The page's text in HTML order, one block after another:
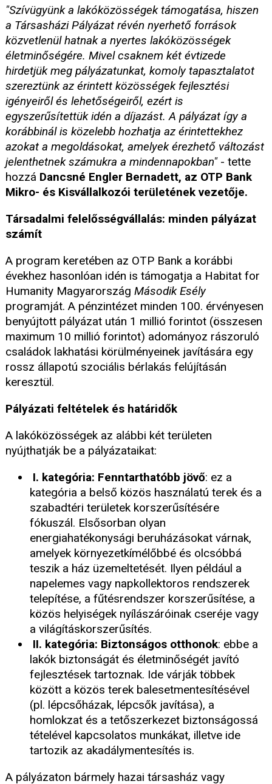
"Szívügyünk a lakóközösségek támogatása, hiszen
a Társasházi Pályázat révén nyerhető források
közvetlenül hatnak a nyertes lakóközösségek
életminőségére. Mivel csaknem két évtizede
hirdetjük meg pályázatunkat, komoly tapasztalatot
szereztünk az érintett közösségek fejlesztési
igényeiről és lehetőségeiről, ezért is
egyszerűsítettük idén a díjazást. A pályázat így a
korábbinál is közelebb hozhatja az érintettekhez
azokat a megoldásokat, amelyek érezhető változást
jelenthetnek számukra a mindennapokban"- tette
hozzá Dancsné Engler Bernadett, az OTP Bank
Mikro- és Kisvállalkozói területének vezetője.
Társadalmi felelősségvállalás: minden pályázat
számít
A program keretében az OTP Bank a korábbi
évekhez hasonlóan idén is támogatja a Habitat for
Humanity Magyarország Második Esély
programját. A pénzintézet minden 100. érvényesen
benyújtott pályázat után 1 millió forintot (összesen
maximum 10 millió forintot) adományoz rászoruló
családok lakhatási körülményeinek javítására egy
rossz állapotú szociális bérlakás felújításán
keresztül.
Pályázati feltételek és határidők
A lakóközösségek az alábbi két területen
nyújthatják be a pályázataikat:
I. kategória: Fenntarthatóbb jövő: ez a
kategória a belső közös használatú terek és a
szabadtéri területek korszerűsítésére
fókuszál. Elsősorban olyan
energiahatékonysági beruházásokat várnak,
amelyek környezetkímélőbbé és olcsóbbá
teszik a ház üzemeltetését. Ilyen például a
napelemes vagy napkollektoros rendszerek
telepítése, a fűtésrendszer korszerűsítése, a
közös helyiségek nyílászáróinak cseréje vagy
a világításkorszerűsítés.
II. kategória: Biztonságos otthonok: ebbe a
lakók biztonságát és életminőségét javító
fejlesztések tartoznak. Ide várják többek
között a közös terek balesetmentesítésével
(pl. lépcsőházak, lépcsők javítása), a
homlokzat és a tetőszerkezet biztonságossá
tételével kapcsolatos munkákat, illetve ide
tartozik az akadálymentesítés is.
A pályázaton bármely hazai társasház vagy